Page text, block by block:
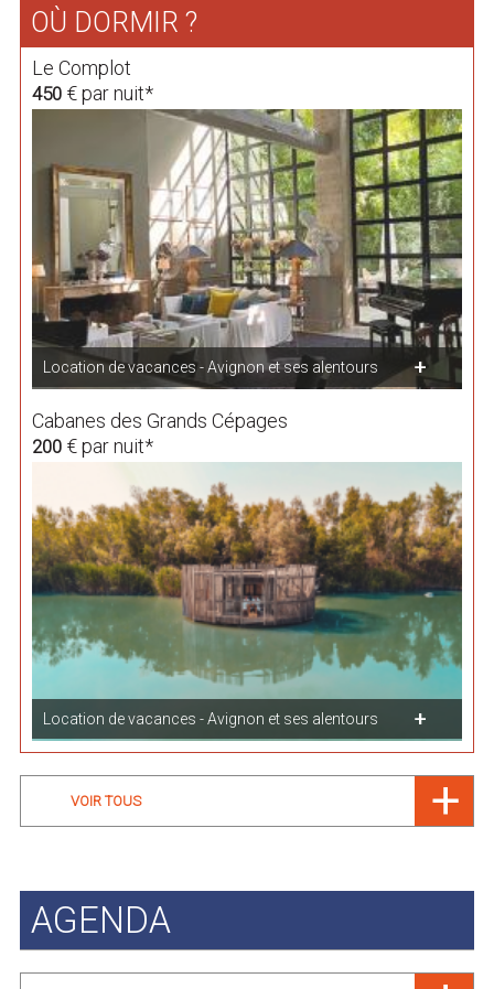
OÙ DORMIR ?
Le Complot
450€ par nuit*
Location de vacances - Avignon et ses alentours
Cabanes des Grands Cépages
200€ par nuit*
Location de vacances - Avignon et ses alentours
VOIR TOUS
AGENDA